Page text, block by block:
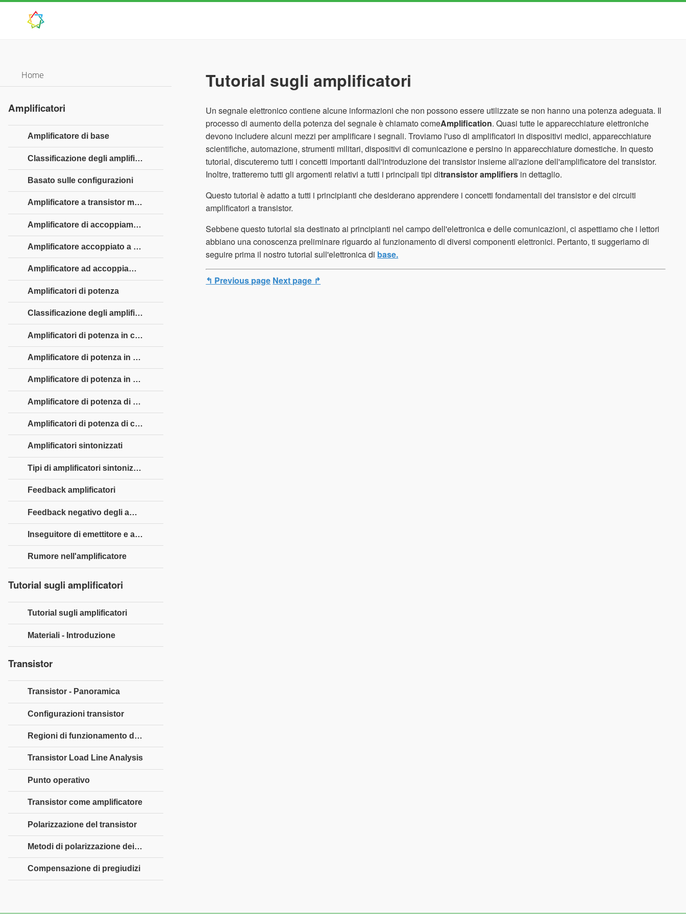
Tutorial sugli amplificatori
Un segnale elettronico contiene alcune informazioni che non possono essere utilizzate se non hanno una potenza adeguata. Il
processo di aumento della potenza del segnale è chiamato comeAmplification. Quasi tutte le apparecchiature elettroniche
devono includere alcuni mezzi per amplificare i segnali. Troviamo l'uso di amplificatori in dispositivi medici, apparecchiature
scientifiche, automazione, strumenti militari, dispositivi di comunicazione e persino in apparecchiature domestiche. In questo
tutorial, discuteremo tutti i concetti importanti dall'introduzione dei transistor insieme all'azione dell'amplificatore del transistor.
Inoltre, tratteremo tutti gli argomenti relativi a tutti i principali tipi ditransistor amplifiers in dettaglio.
Questo tutorial è adatto a tutti i principianti che desiderano apprendere i concetti fondamentali dei transistor e dei circuiti
amplificatori a transistor.
Sebbene questo tutorial sia destinato ai principianti nel campo dell'elettronica e delle comunicazioni, ci aspettiamo che i lettori
abbiano una conoscenza preliminare riguardo al funzionamento di diversi componenti elettronici. Pertanto, ti suggeriamo di
seguire prima il nostro tutorial sull'elettronica di base.
↰ Previous page Next page ↱
Home
Amplificatori
Amplificatore di base
Classificazione degli amplificatori
Basato sulle configurazioni
Amplificatore a transistor multistadio
Amplificatore di accoppiamento RC
Amplificatore accoppiato a trasformatore
Amplificatore ad accoppiamento diretto
Amplificatori di potenza
Classificazione degli amplificatori di potenza
Amplificatori di potenza in classe A.
Amplificatore di potenza in classe A accoppiato a trasformatore
Amplificatore di potenza in classe A push-pull
Amplificatore di potenza di classe B.
Amplificatori di potenza di classe AB e C.
Amplificatori sintonizzati
Tipi di amplificatori sintonizzati
Feedback amplificatori
Feedback negativo degli amplificatori
Inseguitore di emettitore e amplificatore Darlington
Rumore nell'amplificatore
Tutorial sugli amplificatori
Tutorial sugli amplificatori
Materiali - Introduzione
Transistor
Transistor - Panoramica
Configurazioni transistor
Regioni di funzionamento dei transistor
Transistor Load Line Analysis
Punto operativo
Transistor come amplificatore
Polarizzazione del transistor
Metodi di polarizzazione dei transistor
Compensazione di pregiudizi